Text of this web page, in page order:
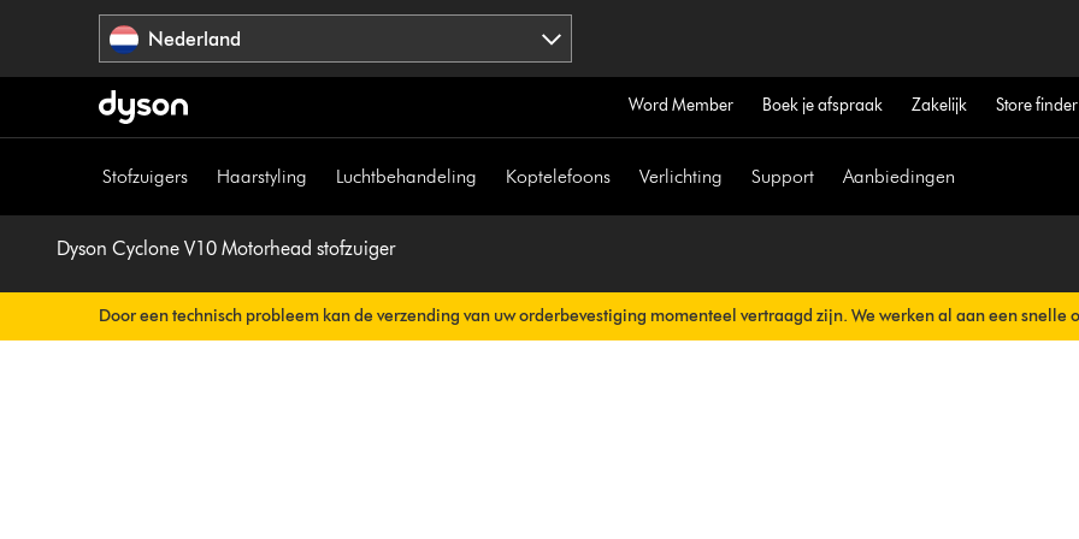
Nederland
Word Member Boek je afspraak Zakelijk Store finder
Stofzuigers Haarstyling Luchtbehandeling Koptelefoons Verlichting Support Aanbiedingen
Dyson Cyclone V10 Motorhead stofzuiger
Door een technisch probleem kan de verzending van uw orderbevestiging momenteel vertraagd zijn. We werken al aan een snelle
Uw orderbevestiging wordt binnenkort automatisch naar u verzonden.